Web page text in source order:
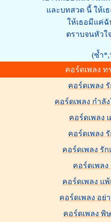
และบทสวด นี้ ให้เ
ให้เธอมีแค่ฉั
ตราบจนหัวใ
(ซ้ำ
คอร์ดเพลง ท
คอร์ดเพลง
คอร์ดเพลง กำลั
คอร์ดเพลง
คอร์ดเพลง
คอร์ดเพลง รัก
คอร์ดเพลง
คอร์ดเพลง แพ้
คอร์ดเพลง อย่
คอร์ดเพลง พิ